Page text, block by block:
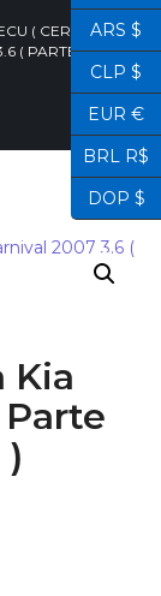
( CEREBRO /
( PARTE NO.-
Kia
Parte
ARS $
CLP $
EUR €
BRL R$
DOP $